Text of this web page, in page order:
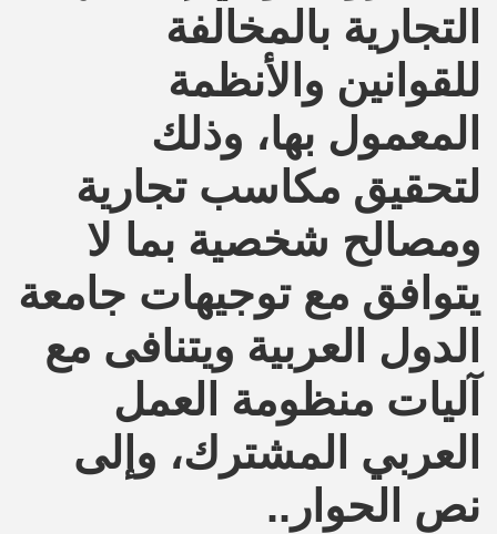
التجارية بالمخالفة
للقوانين والأنظمة
المعمول بها، وذلك
لتحقيق مكاسب تجارية
ومصالح شخصية بما لا
يتوافق مع توجيهات جامعة
الدول العربية ويتنافى مع
آليات منظومة العمل
العربي المشترك، وإلى
نص الحوار..